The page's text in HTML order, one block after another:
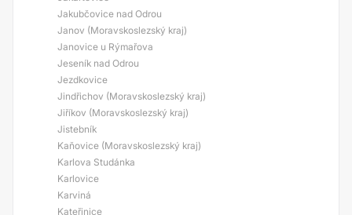
Jakubčovice nad Odrou
Janov (Moravskoslezský kraj)
Janovice u Rýmařova
Jeseník nad Odrou
Jezdkovice
Jindřichov (Moravskoslezský kraj)
Jiříkov (Moravskoslezský kraj)
Jistebník
Kaňovice (Moravskoslezský kraj)
Karlova Studánka
Karlovice
Karviná
Kateřinice